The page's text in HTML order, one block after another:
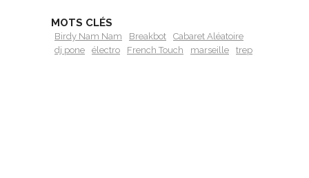
MOTS CLÉS
Birdy Nam Nam Breakbot
Cabaret Aléatoire
dj pone
électro French Touch marseille trep